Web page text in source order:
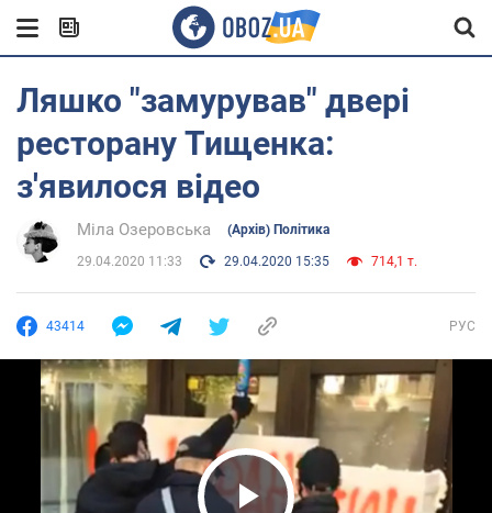
Ляшко "замурував" двері
ресторану Тищенка:
з'явилося відео
Міла Озеровська (Архів) Політика
29.04.2020 11:33 29.04.2020 15:35 714,1 т.
43414 РУС